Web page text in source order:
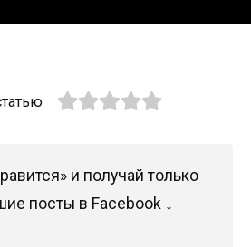
и получай только
посты в Facebook ↓